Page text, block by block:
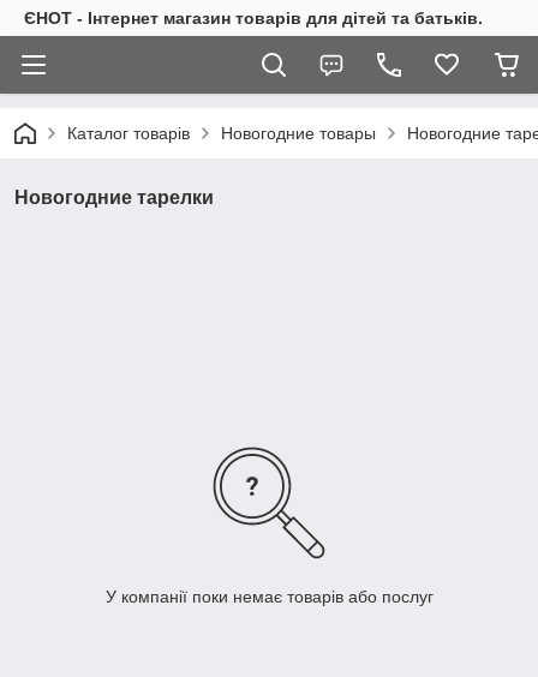
ЄНОТ - Інтернет магазин товарів для дітей та батьків.
Каталог товарів Новогодние товары Новогодние
Новогодние тарелки
У компанії поки немає товарів або послуг